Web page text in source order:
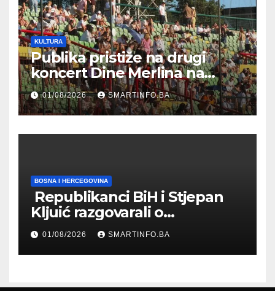
KULTURA
Publika pristiže na drugi
koncert Dine Merlina na
Koševu
01/08/2026 SMARTINFO.BA
BOSNA I HERCEGOVINA
Republikanci BiH i Stjepan
Kljuić razgovarali o
evropskom putu Bosne i
Hercegovine
01/08/2026 SMARTINFO.BA